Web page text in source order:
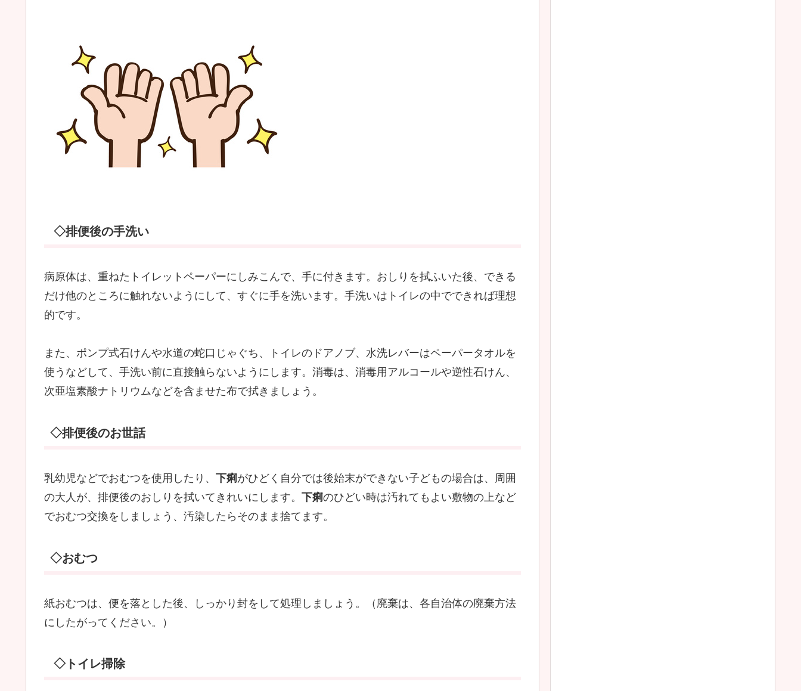
◇排便後の手洗い
病原体は、重ねたトイレットペーパーにしみこんで、手に付きます。おしりを拭ふいた後、できる
だけ他のところに触れないようにして、すぐに手を洗います。手洗いはトイレの中でできれば理想
的です。
また、ポンプ式石けんや水道の蛇口じゃぐち、トイレのドアノブ、水洗レバーはペーパータオルを
使うなどして、手洗い前に直接触らないようにします。消毒は、消毒用アルコールや逆性石けん、
次亜塩素酸ナトリウムなどを含ませた布で拭きましょう。
◇排便後のお世話
乳幼児などでおむつを使用したり、 下痢がひどく自分では後始末ができない子どもの場合は、周囲
の大人が、排便後のおしりを拭いてきれいにします。 下痢のひどい時は汚れてもよい敷物の上など
でおむつ交換をしましょう、汚染したらそのまま捨てます。
◇おむつ
紙おむつは、便を落とした後、しっかり封をして処理しましょう。（廃棄は、各自治体の廃棄方法
にしたがってください。）
◇トイレ掃除